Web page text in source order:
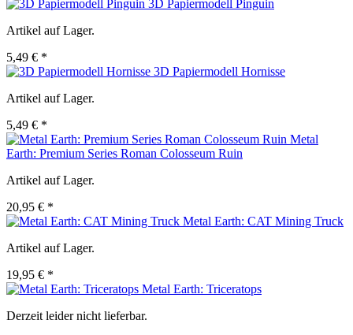
3D Papiermodell Pinguin
Artikel auf Lager.
5,49 € *
3D Papiermodell Hornisse
Artikel auf Lager.
5,49 € *
Metal
Earth: Premium Series Roman Colosseum Ruin
Artikel auf Lager.
20,95 € *
Metal Earth: CAT Mining Truck
Artikel auf Lager.
19,95 € *
Metal Earth: Triceratops
Derzeit leider nicht lieferbar.